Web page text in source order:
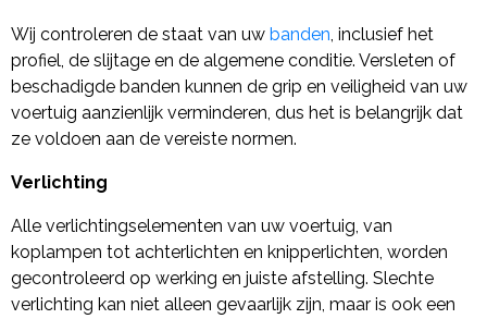
Wij controleren de staat van uw banden, inclusief het
profiel, de slijtage en de algemene conditie. Versleten of
beschadigde banden kunnen de grip en veiligheid van uw
voertuig aanzienlijk verminderen, dus het is belangrijk dat
ze voldoen aan de vereiste normen.
Verlichting
Alle verlichtingselementen van uw voertuig, van
koplampen tot achterlichten en knipperlichten, worden
gecontroleerd op werking en juiste afstelling. Slechte
verlichting kan niet alleen gevaarlijk zijn, maar is ook een